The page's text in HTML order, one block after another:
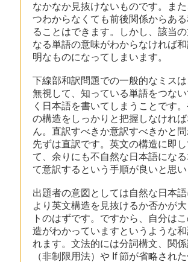
なかなか見抜けないものです。ま
つわからなくても前後関係からあ
ることはできます。しかし、該当
なる単語の意味がわからなければ
明なものになってしまいます。
下線部和訳問題での一般的なミス
無視して、知っている単語をつな
く日本語を書いてしまうことです
の構造をしっかりと把握しなけれ
ん。直訳すべきか意訳すべきかと問
先ずは直訳です。英文の構造に即
て、余りにも不自然な日本語にな
て意訳するという手順が良いと思い
出題者の意図としては自然な日本
より英文構造を見抜けるか否かが
トのはずです。ですから、自分は
造がわかっていますというような
れます。文法的には分詞構文、関
（非制限用法）や If 節が省略され